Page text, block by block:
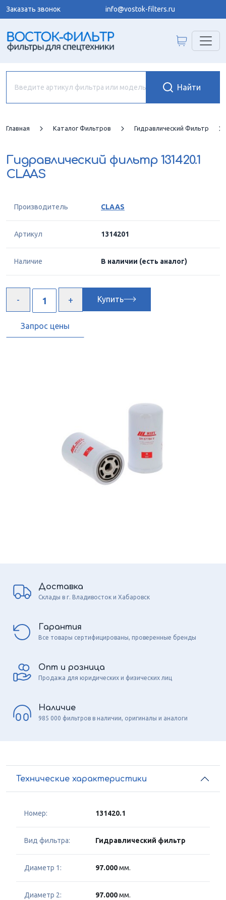
Заказать звонок info@vostok-filters.ru
Главная Каталог Фильтров Гидравлический Фильтр
Гидравлический фильтр 131420.1
CLAAS
Производитель CLAAS
Артикул 1314201
Наличие В наличии (есть аналог)
Купить
Запрос цены
Доставка
Склады в г. Владивосток и Хабаровск
Гарантия
Все товары сертифицированы, проверенные бренды
Опт и розница
Продажа для юридических и физических лиц
Наличие
985 000 фильтров в наличии, оригиналы и аналоги
Технические характеристики
Номер: 131420.1
Вид фильтра: Гидравлический фильтр
Диаметр 1: 97.000мм.
Диаметр 2: 97.000мм.